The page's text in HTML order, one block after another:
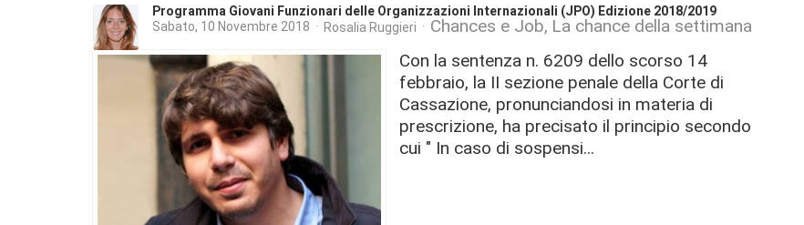
Programma Giovani Funzionari delle Organizzazioni Internazionali (JPO) Edizione 2018/2019
Sabato, 10 Novembre 2018 Rosalia Ruggieri Chances e Job La chance della settimana
Con la sentenza n. 6209 dello scorso 14
febbraio, la II sezione penale della Corte di
Cassazione, pronunciandosi in materia di
prescrizione, ha precisato il principio secondo
cui " In caso di sospensi...